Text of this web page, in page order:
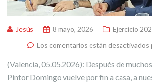
Jesús 8 mayo, 2026 Ejercicio
Los comentarios están desactivados
(Valencia, 05.05.2026): Después de
Pintor Domingo vuelve por fin a casa, a